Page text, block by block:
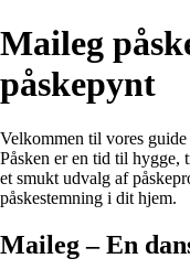
Maileg
påskepynt
Velkommen til vores
Påsken er en tid til
et smukt udvalg af
påskestemning i dit hjem.
Maileg – En